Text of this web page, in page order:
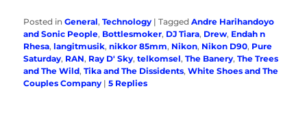
Posted in General,Technology |Tagged Andre Harihandoyo
and Sonic People, Bottlesmoker, DJ Tiara, Drew, Endah n
Rhesa,langitmusik,nikkor 85mm, Nikon, Nikon D90, Pure
Saturday, RAN, Ray D' Sky,telkomsel,The Banery,The Trees
and The Wild,Tika and The Dissidents,White Shoes and The
Couples Company |5 Replies